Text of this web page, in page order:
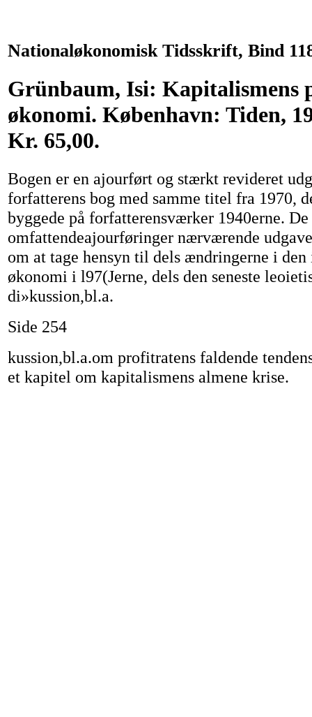
Nationaløkonomisk Tidsskrift, Bind
Grünbaum, Isi: Kapitalismens
økonomi. København: Tiden,
Kr. 65,00.
Bogen er en ajourført og stærkt revideret
forfatterens bog med samme titel fra 1970,
byggede på forfatterensværker 1940erne.
omfattendeajourføringer nærværende
om at tage hensyn til dels ændringerne i
økonomi i l97(Jerne, dels den seneste
di»kussion,bl.a.
Side 254
kussion,bl.a.om profitratens faldende
et kapitel om kapitalismens almene krise.